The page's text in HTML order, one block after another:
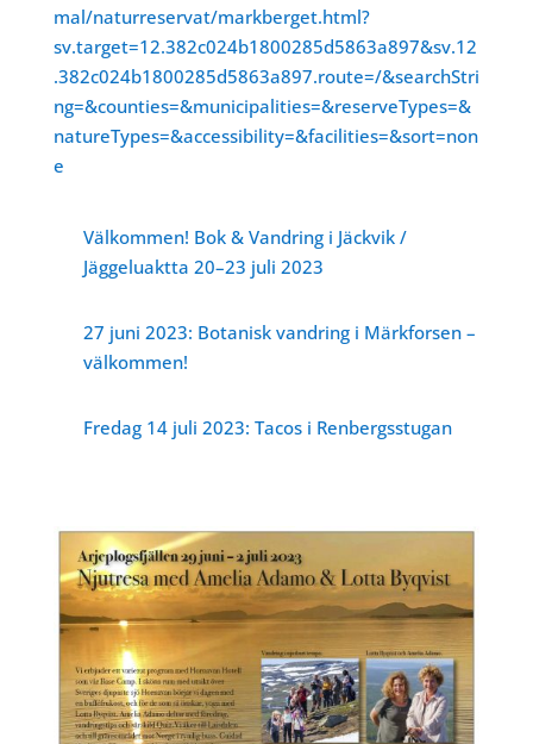
mal/naturreservat/markberget.html?
sv.target=12.382c024b1800285d5863a897&sv.12
.382c024b1800285d5863a897.route=/&searchStri
ng=&counties=&municipalities=&reserveTypes=&
natureTypes=&accessibility=&facilities=&sort=non
e
Välkommen! Bok & Vandring i Jäckvik /
Jäggeluaktta 20–23 juli 2023
27 juni 2023: Botanisk vandring i Märkforsen –
välkommen!
Fredag 14 juli 2023: Tacos i Renbergsstugan